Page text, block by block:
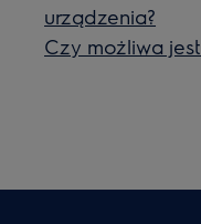
urządzenia?
Czy możliwa